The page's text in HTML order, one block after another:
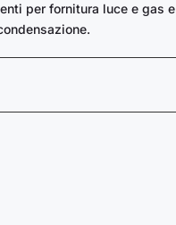
per fornitura luce e gas e